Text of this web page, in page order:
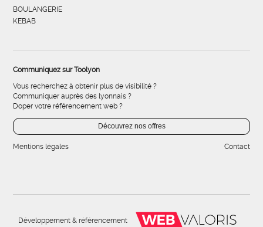
BOULANGERIE
KEBAB
Communiquez sur Toolyon
Vous recherchez à obtenir plus de visibilité ?
Communiquer auprès des lyonnais ?
Doper votre référencement web ?
Découvrez nos offres
Mentions légales Contact
Développement & référencement